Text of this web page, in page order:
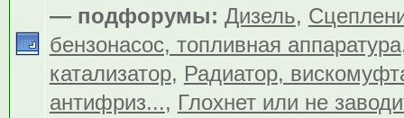
— подфорумы: Дизель,
бензонасос, топливная аппаратура
катализатор, Радиатор,
антифриз..., Глохнет или не